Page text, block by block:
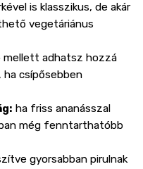
is klasszikus, de akár
vegetáriánus
mellett adhatsz hozzá
ha csípősebben
ha friss ananásszal
még fenntarthatóbb
gyorsabban pirulnak